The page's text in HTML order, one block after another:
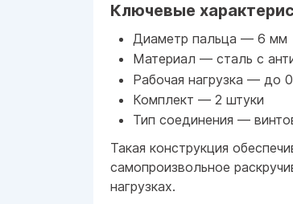
Ключевые
Диаметр пальца — 6 мм
Материал — сталь с
Рабочая нагрузка — до
Комплект — 2 штуки
Тип соединения —
Такая конструкция
самопроизвольное
нагрузках.